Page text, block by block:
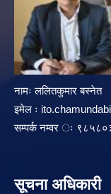
नामः ललितकुमार बस्नेत
इमेल ः
सम्पर्क नम्वर ः
सूचना अधिकारी